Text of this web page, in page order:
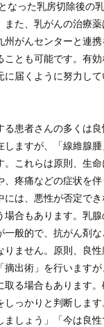
なった乳房切除後の
また、乳がんの治療
州がんセンターと連
ことも可能です。有
届くように努力して
る患者さんの多くは
しますが、「線維腺
。これらは原則、生
、疼痛などの症状を
には、悪性が否定で
場合もあります。乳
一般的で、抗がん剤
りません。原則、良
摘出術」を行います
る場合もあります。
しっかりと判断しま
ましょう」「今は良